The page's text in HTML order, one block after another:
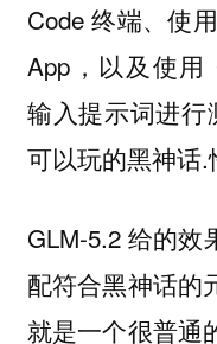
Code 终端、使
App，以及使用
输入提示词进行
可以玩的黑神话.
GLM-5.2 给的效
配符合黑神话的
就是一个很普通